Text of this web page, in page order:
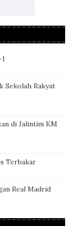
Sekolah Rakyat
di Jalintim KM
Terbakar
Real Madrid